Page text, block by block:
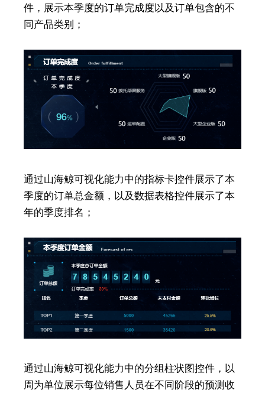
件，展示本季度的订单完成度以及订单包含的不
同产品类别；
通过山海鲸可视化能力中的指标卡控件展示了本
季度的订单总金额，以及数据表格控件展示了本
年的季度排名；
通过山海鲸可视化能力中的分组柱状图控件，以
周为单位展示每位销售人员在不同阶段的预测收